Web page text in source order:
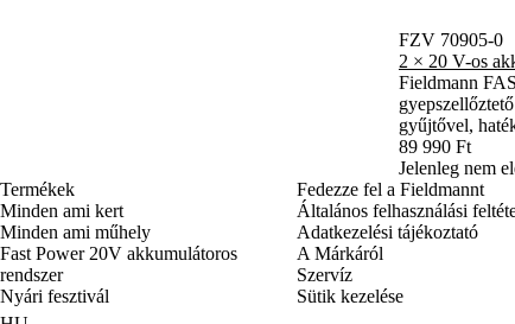
FZV 70905-0
2 × 20 V-os
Fieldmann
gyűjtővel,
89 990 Ft
Jelenleg nem
Termékek
Minden ami kert
Minden ami műhely
Fast Power 20V akkumulátoros
rendszer
Nyári fesztivál
Fedezze fel a Fieldmannt
Általános felhasználási
Adatkezelési tájékoztató
A Márkáról
Szervíz
Sütik kezelése